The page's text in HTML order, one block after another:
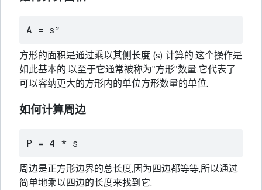
A = s²
方形的面积是通过乘以其侧长度 (s) 计算的.这个操作是
如此基本的,以至于它通常被称为"方形"数量.它代表了
可以容纳更大的方形内的单位方形数量的单位.
如何计算周边
P = 4 * s
周边是正方形边界的总长度,因为四边都等等,所以通过
简单地乘以四边的长度来找到它.